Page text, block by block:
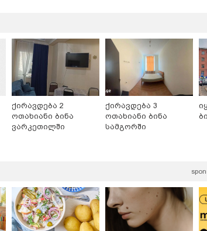
ლანა ლატარია
ირაკლი
ქირავდება 2
ოთახიანი ბინა
ვარკეთილში
ქირავდება 3
ოთახიანი ბინა
სამგორში